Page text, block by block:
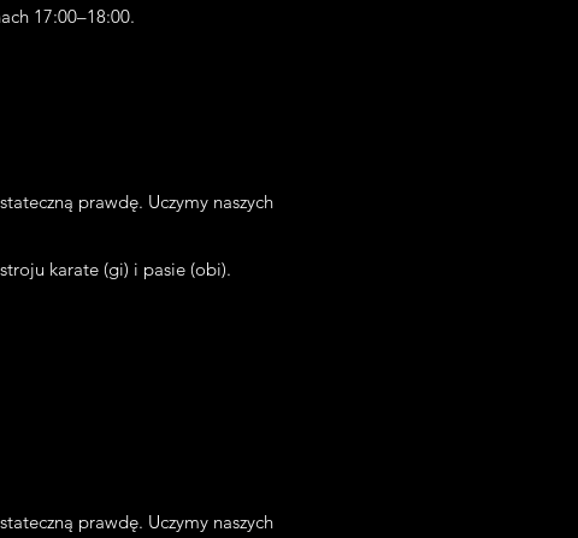
17:00–18:00.
prawdę. Uczymy naszych
karate (gi) i pasie (obi).
prawdę. Uczymy naszych